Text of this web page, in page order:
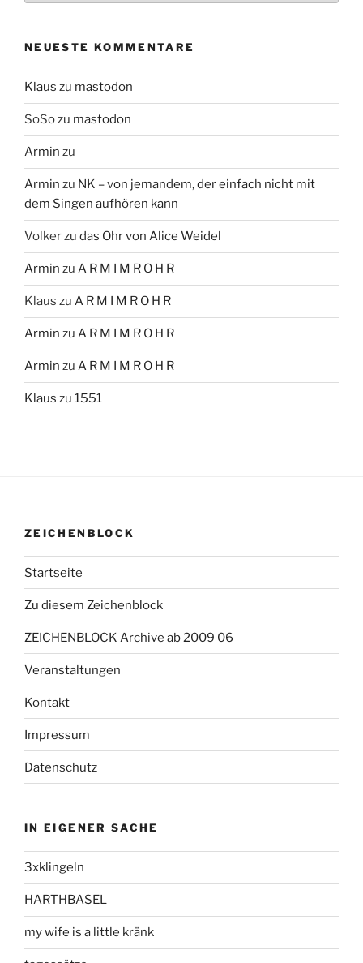
NEUESTE KOMMENTARE
Klaus zu mastodon
SoSozu mastodon
Armin zu
Armin zu NK – von jemandem, der einfach nicht mit
dem Singen aufhören kann
Volkerzu das Ohr von Alice Weidel
Armin zu A R M I M R O H R
Klaus zu A R M I M R O H R
Armin zu A R M I M R O H R
Armin zu A R M I M R O H R
Klaus zu 1551
ZEICHENBLOCK
Startseite
Zu diesem Zeichenblock
ZEICHENBLOCK Archive ab 2009 06
Veranstaltungen
Kontakt
Impressum
Datenschutz
IN EIGENER SACHE
3xklingeln
HARTHBASEL
my wife is a little kränk